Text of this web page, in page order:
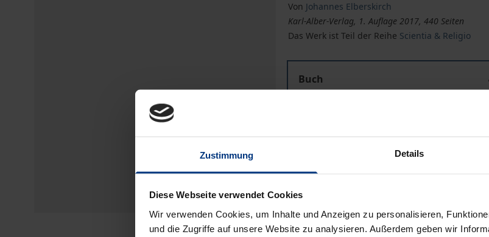
Zustimmung Details
Diese Webseite verwendet Cookies
Wir verwenden Cookies, um Inhalte und Anzeigen zu personalisieren,
und die Zugriffe auf unsere Website zu analysieren. Außerdem geben wir
Von Johannes Elberskirch
Karl-Alber-Verlag, 1. Auflage 2017, 440 Seiten
Das Werk ist Teil der Reihe Scientia & Religio
Buch
Preisangaben inkl. MwSt. Abhängig von der
Hinweise zu Versandkosten